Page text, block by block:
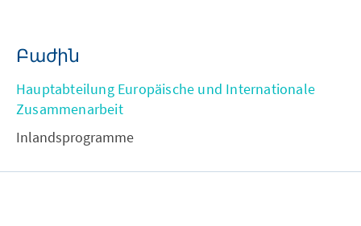
Բաժին
Hauptabteilung Europäische und Internationale
Zusammenarbeit
Inlandsprogramme